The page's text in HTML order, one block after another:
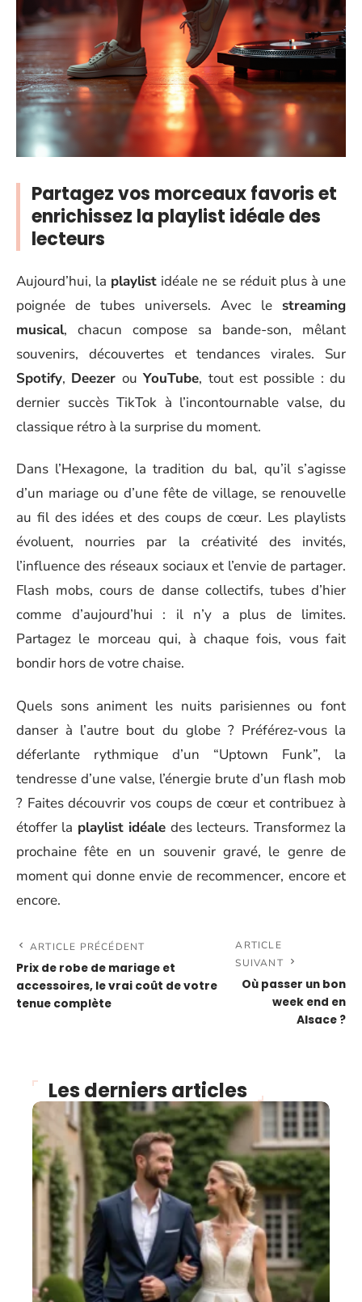
Partagez vos morceaux favoris et
enrichissez la playlist idéale des
lecteurs
Aujourd’hui, la playlist idéale ne se réduit plus à une
poignée de tubes universels. Avec le streaming
musical, chacun compose sa bande-son, mêlant
souvenirs, découvertes et tendances virales. Sur
Spotify, Deezer ouYouTube, tout est possible : du
dernier succès TikTok à l’incontournable valse, du
classique rétro à la surprise du moment.
Dans l’Hexagone, la tradition du bal, qu’il s’agisse
d’un mariage ou d’une fête de village, se renouvelle
au fil des idées et des coups de cœur. Les playlists
évoluent, nourries par la créativité des invités,
l’influence des réseaux sociaux et l’envie de partager.
Flash mobs, cours de danse collectifs, tubes d’hier
comme d’aujourd’hui : il n’y a plus de limites.
Partagez le morceau qui, à chaque fois, vous fait
bondir hors de votre chaise.
Quels sons animent les nuits parisiennes ou font
danser à l’autre bout du globe ? Préférez-vous la
déferlante rythmique d’un “Uptown Funk”, la
tendresse d’une valse, l’énergie brute d’un flash mob
? Faites découvrir vos coups de cœur et contribuez à
étoffer la playlist idéale des lecteurs. Transformez la
prochaine fête en un souvenir gravé, le genre de
moment qui donne envie de recommencer, encore et
encore.
ARTICLE PRÉCÉDENT
Prix de robe de mariage et
accessoires, le vrai coût de votre
tenue complète
ARTICLE
SUIVANT
Où passer un bon
week end en
Alsace ?
Les derniers articles